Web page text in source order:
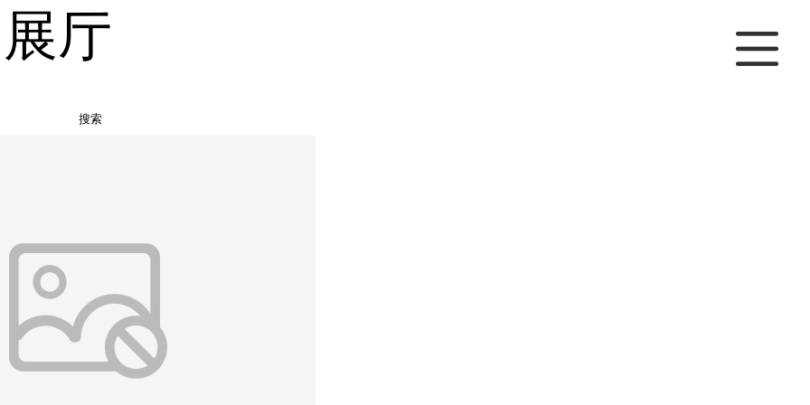
厅
搜索